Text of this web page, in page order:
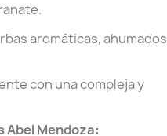
aromáticas, ahumados
con una compleja y
Abel Mendoza: